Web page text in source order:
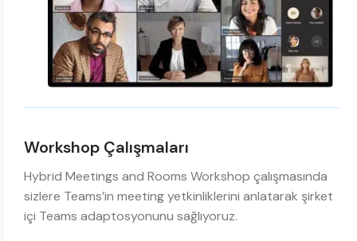
Workshop Çalışmaları
Hybrid Meetings and Rooms Workshop çalışmasında
sizlere Teams’in meeting yetkinliklerini anlatarak şirket
içi Teams adaptosyonunu sağlıyoruz.